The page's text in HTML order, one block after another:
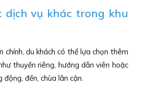
dịch vụ khác trong khu
chính, du khách có thể lựa chọn thêm
thuyền riêng, hướng dẫn viên hoặc
đền, chùa lân cận.